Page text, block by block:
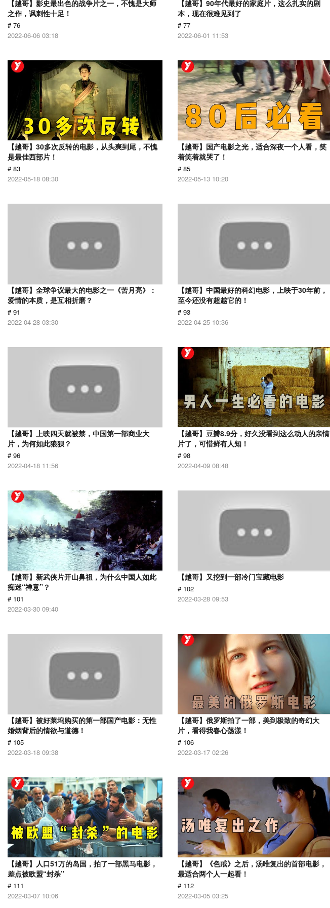
【越哥】影史最出色的战争片之一，不愧是大师
之作，讽刺性十足！
# 76
2022-06-06 03:18
【越哥】90年代最好的家庭片，这么扎实的剧
本，现在很难见到了
# 77
2022-06-01 11:53
【越哥】30多次反转的电影，从头爽到尾，不愧
是最佳西部片！
# 83
2022-05-18 08:30
【越哥】国产电影之光，适合深夜一个人看，笑
着笑着就哭了！
# 85
2022-05-13 10:20
【越哥】全球争议最大的电影之一《苦月亮》：
爱情的本质，是互相折磨？
# 91
2022-04-28 03:30
【越哥】中国最好的科幻电影，上映于30年前，
至今还没有超越它的！
# 93
2022-04-25 10:36
【越哥】上映四天就被禁，中国第一部商业大
片，为何如此狼狈？
# 96
2022-04-18 11:56
【越哥】豆瓣8.9分，好久没看到这么动人的亲情
片了，可惜鲜有人知！
# 98
2022-04-09 08:48
【越哥】新武侠片开山鼻祖，为什么中国人如此
痴迷“禅意”？
# 101
2022-03-30 09:40
【越哥】又挖到一部冷门宝藏电影
# 102
2022-03-28 09:53
【越哥】被好莱坞购买的第一部国产电影：无性
婚姻背后的情欲与道德！
# 105
2022-03-18 09:38
【越哥】俄罗斯拍了一部，美到极致的奇幻大
片，看得我春心荡漾！
# 106
2022-03-17 02:26
【越哥】人口51万的岛国，拍了一部黑马电影，
差点被欧盟“封杀”
# 111
2022-03-07 10:06
【越哥】《色戒》之后，汤唯复出的首部电影，
最适合两个人一起看！
# 112
2022-03-05 03:25